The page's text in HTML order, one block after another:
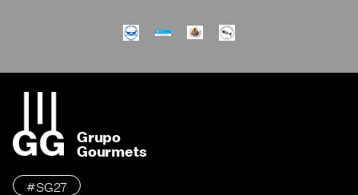
Grupo
Gourmets
#SG27